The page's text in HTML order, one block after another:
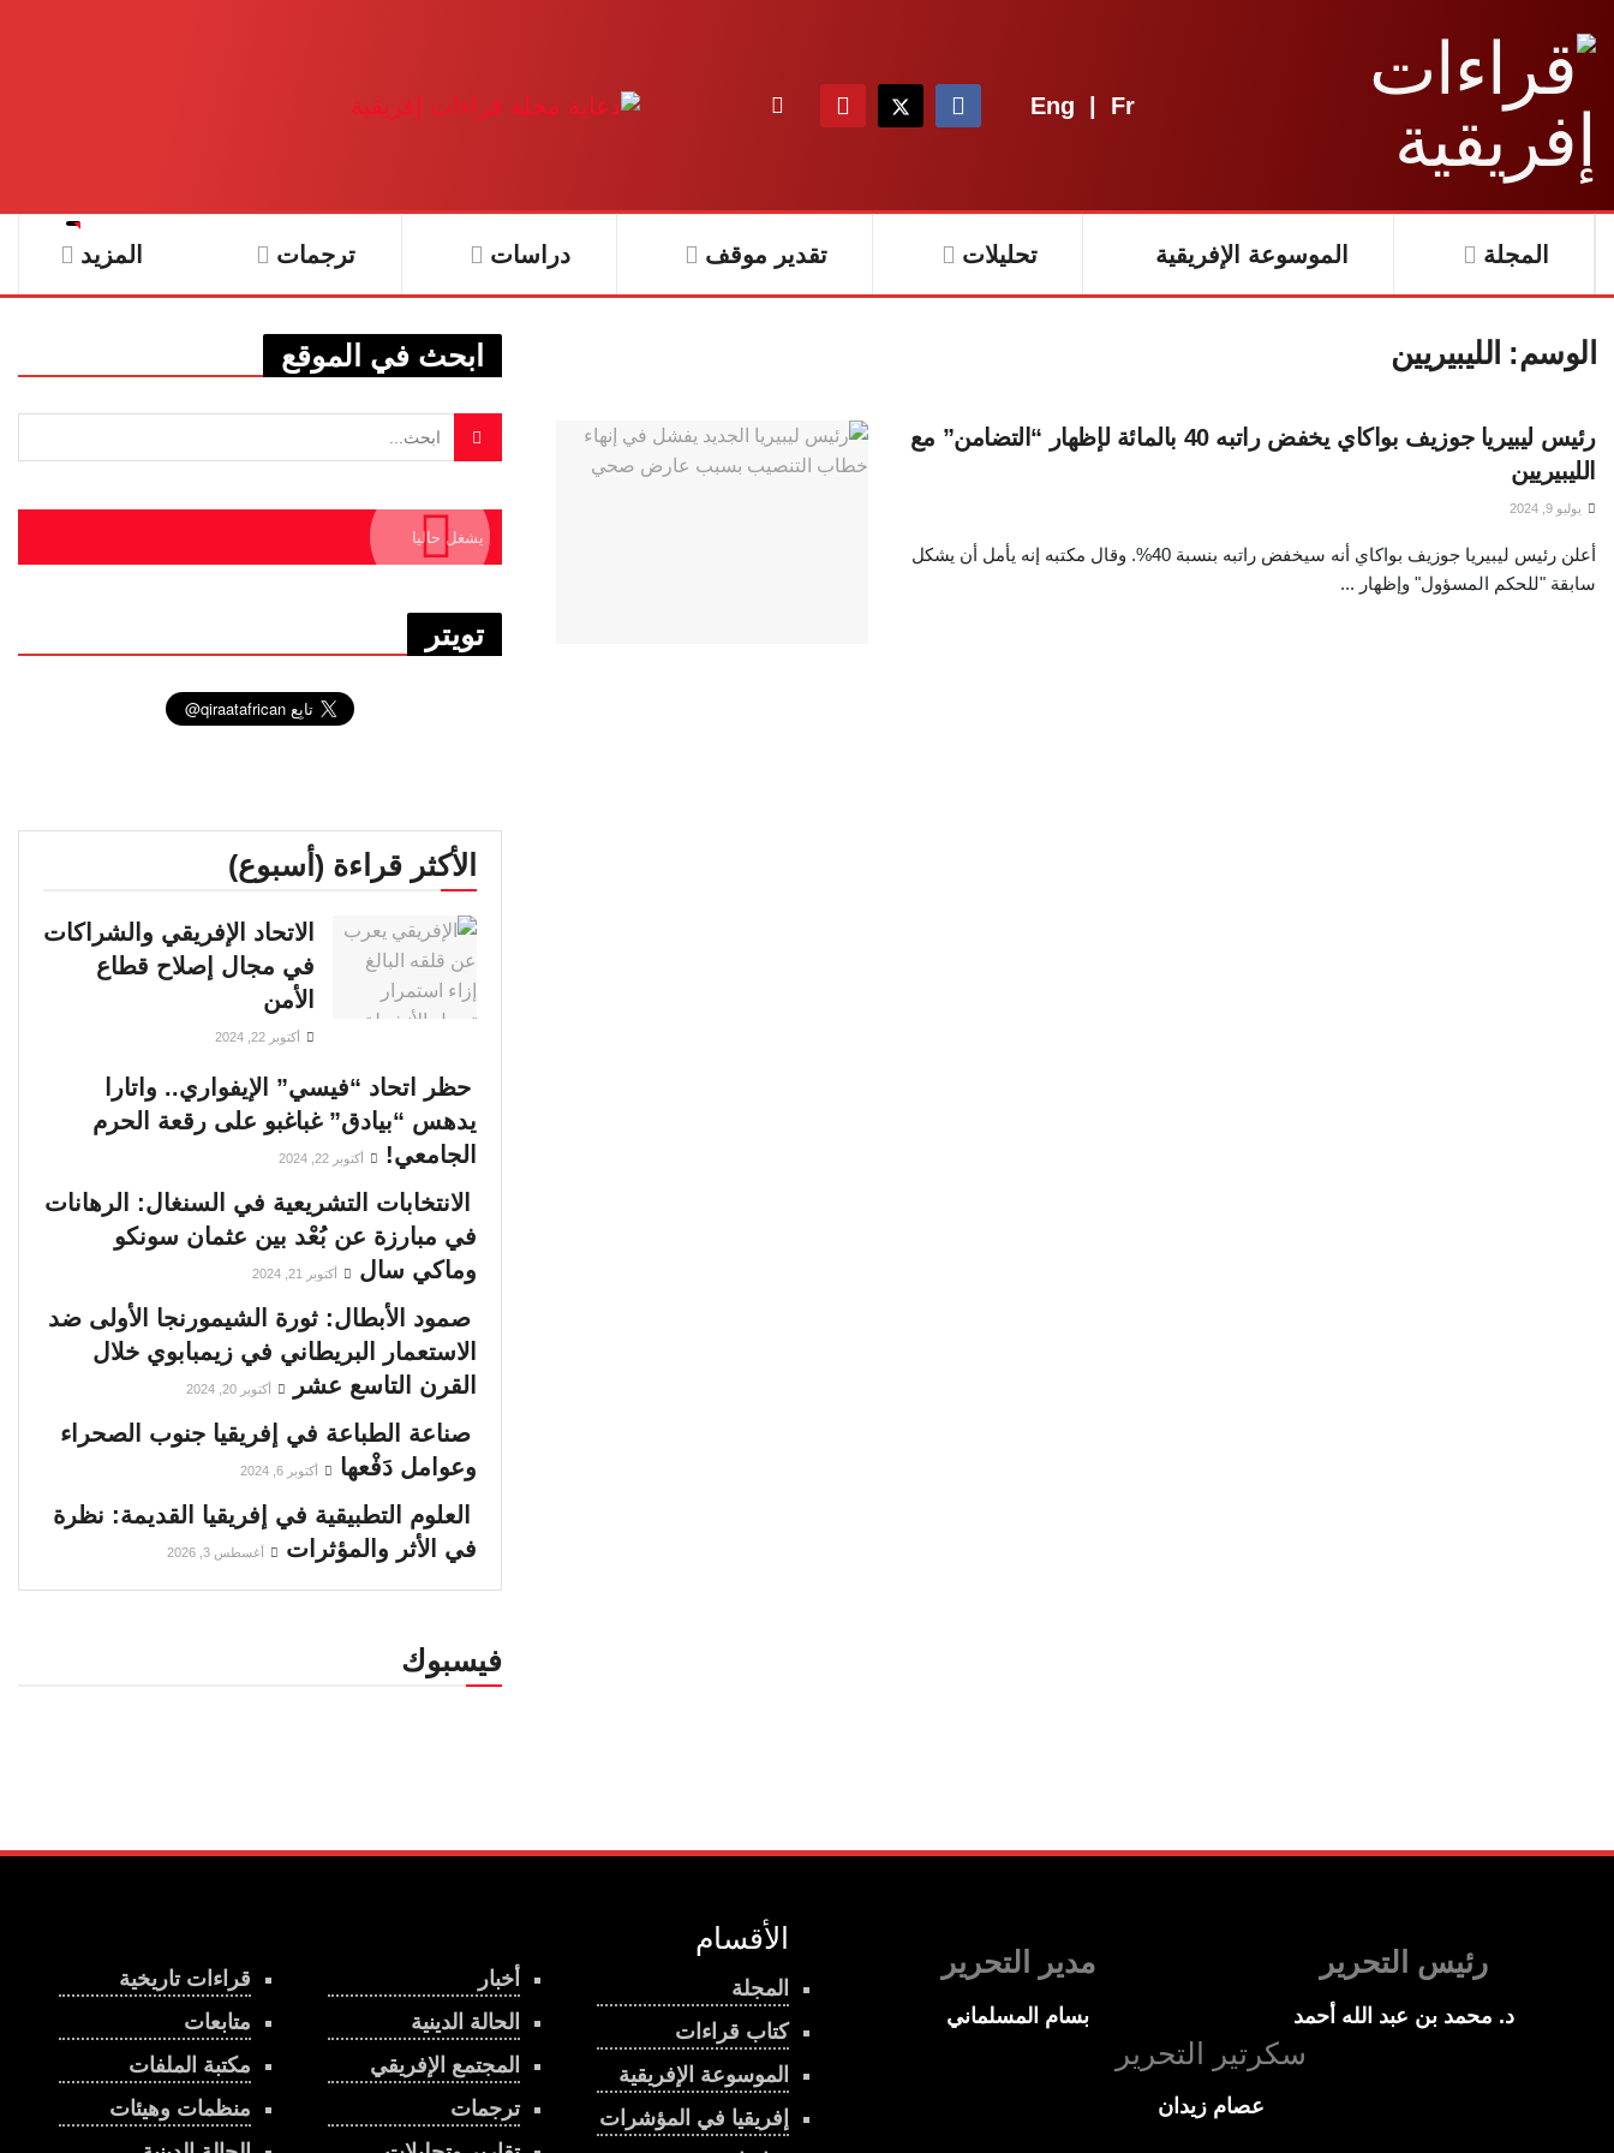
Eng | Fr
المجلة الموسوعة الإفريقية تحليلات تقدير موقف دراسات ترجمات المزيد
الوسم: الليبيريين
رئيس ليبيريا جوزيف بواكاي يخفض راتبه 40 بالمائة لإظهار “التضامن” مع
الليبيريين
يوليو 9, 2024
أعلن رئيس ليبيريا جوزيف بواكاي أنه سيخفض راتبه بنسبة 40%. وقال مكتبه إنه يأمل أن يشكل
سابقة "للحكم المسؤول" وإظهار ...
ابحث في الموقع
يشغل حاليا
تويتر
الأكثر قراءة (أسبوع)
الاتحاد الإفريقي والشراكات
في مجال إصلاح قطاع
الأمن
أكتوبر 22, 2024
حظر اتحاد “فيسي” الإيفواري.. واتارا
يدهس “بيادق” غباغبو على رقعة الحرم
الجامعي!
أكتوبر 22, 2024
الانتخابات التشريعية في السنغال: الرهانات
في مبارزة عن بُعْد بين عثمان سونكو
وماكي سال
أكتوبر 21, 2024
صمود الأبطال: ثورة الشيمورنجا الأولى ضد
الاستعمار البريطاني في زيمبابوي خلال
القرن التاسع عشر
أكتوبر 20, 2024
صناعة الطباعة في إفريقيا جنوب الصحراء
وعوامل دَفْعها
أكتوبر 6, 2024
العلوم التطبيقية في إفريقيا القديمة: نظرة
في الأثر والمؤثرات
أغسطس 3, 2026
فيسبوك
قراءات تاريخية
متابعات
مكتبة الملفات
منظمات وهيئات
أخبار
الحالة الدينية
المجتمع الإفريقي
ترجمات
الأقسام
المجلة
كتاب قراءات
الموسوعة الإفريقية
إفريقيا في المؤشرات
رئيس التحرير
د. محمد بن عبد الله أحمد
مدير التحرير
بسام المسلماني
سكرتير التحرير
عصام زيدان